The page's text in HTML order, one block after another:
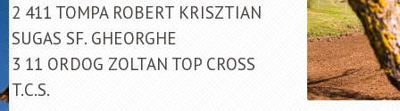
2 411 TOMPA ROBERT KRISZTIAN
SUGAS SF. GHEORGHE
3 11 ORDOG ZOLTAN TOP CROSS
T.C.S.